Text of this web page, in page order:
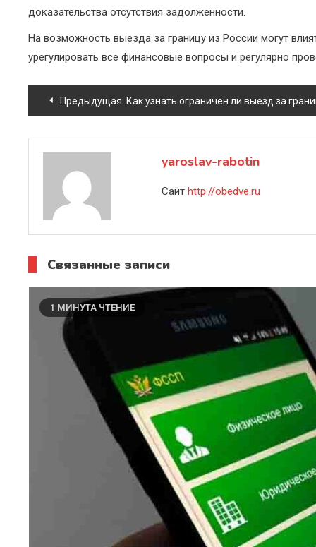
доказательства отсутствия задолженности.
На возможность выезда за границу из России могут
урегулировать все финансовые вопросы и регулярно
Навигация
по
записям
Предыдущая: Как узнать ограничен ли выезд за
yaroslav-rabotin
Сайт http://obedve.ru
Связанные записи
1 МИНУТА ЧТЕНИЕ